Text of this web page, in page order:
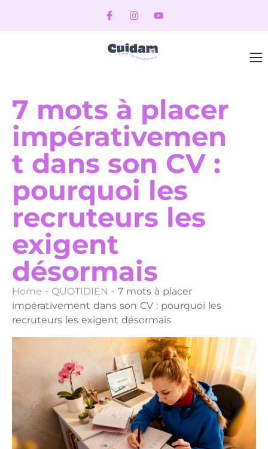
7 mots à placer
impérativemen
t dans son CV :
pourquoi les
recruteurs les
exigent
désormais
Home - QUOTIDIEN - 7 mots à placer
impérativement dans son CV : pourquoi les
recruteurs les exigent désormais